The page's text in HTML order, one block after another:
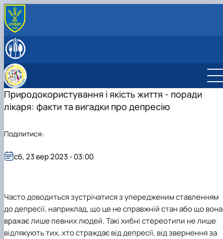
ПРО КАФЕДРУ
Відповідальний за інформаційне наповнення веб-
сторінки кафедри
Вступнику
ОСВІТНІЙ ПРОЦЕС
ХАРЧУВАННЯ"
Інформація для абітурієнта
Освітньо-професійна програма
ОНП «Нутріціологія»
ОНП «Нутріціологія»
ОПП «Нутриціологія»
СКЛАД КАФЕДРИ
МІЖНАРОДНА ДІЯЛЬНІСТЬ
Проєкт ERASMUS+: "Навчання основ здорового
харчування фахівців у галузі охорони…
Природокористування і якість життя - поради
лікаря: факти та вигадки про депресію
Часто доводиться зустрічатися з упередженим ставленням
до депресії, наприклад, що це не справжній стан або що вона
вражає лише певних людей. Такі хибні стереотипи не лише
відлякують тих, хто страждає від депресії, від звернення за
сб, 23 вер 2023 - 03:00
Поділитися: